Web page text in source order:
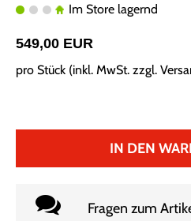
Im Store lagernd
549,00 EUR
pro Stück (inkl. MwSt. zzgl.
IN DEN
Fragen zum